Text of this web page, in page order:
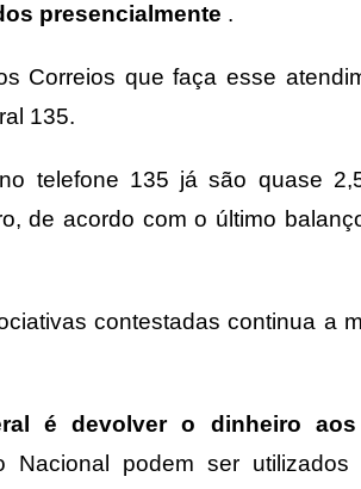
presencialmente .
Correios que faça esse
135.
telefone 135 já são quase
de acordo com o último
contestadas continua a
é devolver o dinheiro
Nacional podem ser